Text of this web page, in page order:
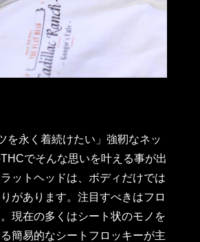
を永く着続けたい」強靭なネッ
でそんな思いを叶える事が出
ットヘッドは、ボディだけでは
があります。注目すべきはフロ
現在の多くはシート状のモノを
簡易的なシートフロッキーが主